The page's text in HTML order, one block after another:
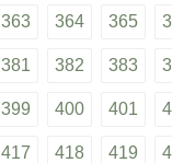
363 364 365
381 382 383
399 400 401
417 418 419